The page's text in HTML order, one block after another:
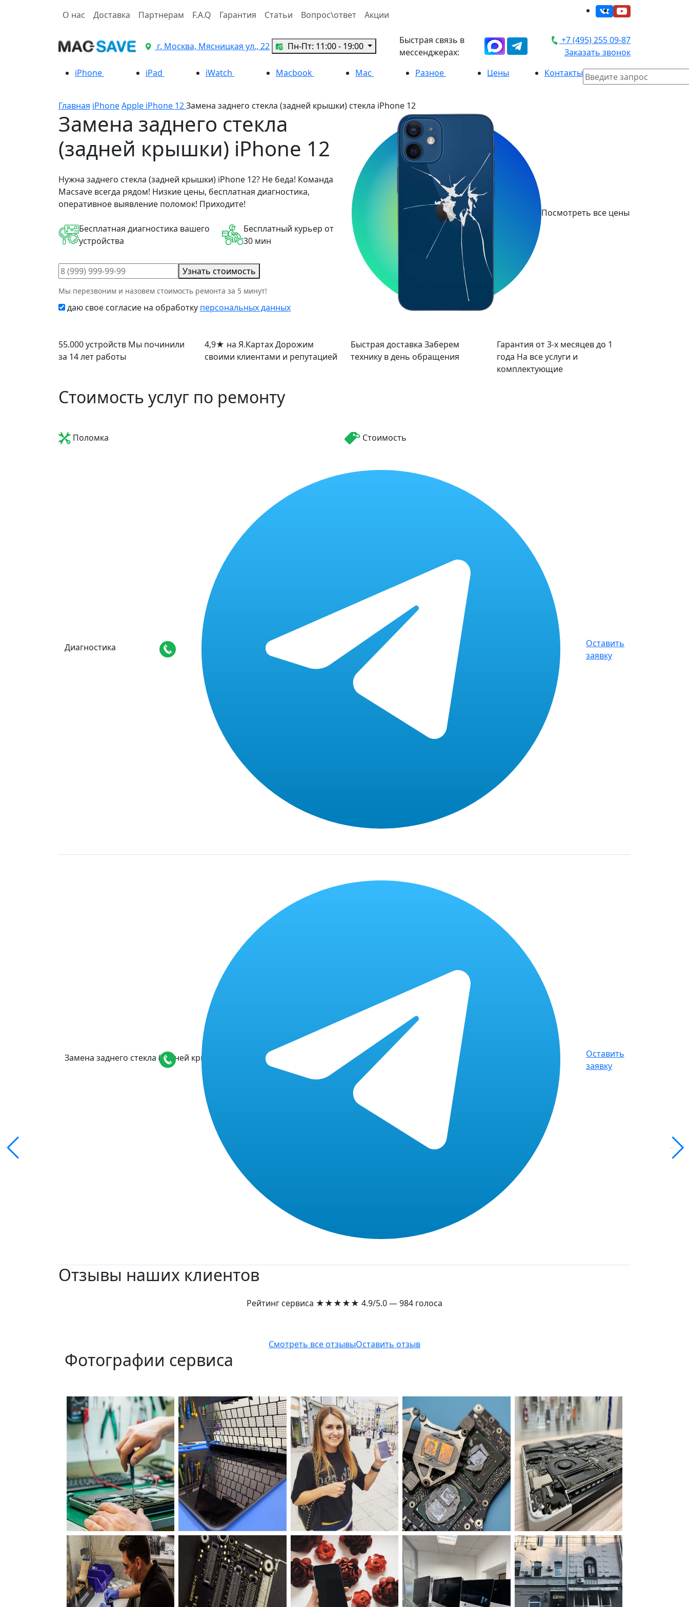
О нас Доставка Партнерам F.A.Q Гарантия Статьи Вопрос\ответ Акции
г. Москва, Мясницкая ул., 22 Пн-Пт: 11:00 - 19:00
Быстрая связь в
мессенджерах:
+7 (495) 255 09-87
Заказать звонок
iPhone
iPad iWatch Macbook Mac Разное Цены Контакты
Главная iPhoneApple iPhone 12Замена заднего стекла (задней крышки) стекла iPhone 12
Замена заднего стекла
(задней крышки) iPhone 12
Нужна заднего стекла (задней крышки) iPhone 12? Не беда! Команда
Macsave всегда рядом! Низкие цены, бесплатная диагностика,
оперативное выявление поломок! Приходите!
Бесплатная диагностика вашего
устройства
Бесплатный курьер от
30 мин
Узнать стоимость
Мы перезвоним и назовем стоимость ремонта за 5 минут!
даю свое согласие на обработку персональных данных
Посмотреть все цены
55.000 устройств Мы починили
за 14 лет работы
4,9★ на Я.КартахДорожим
своими клиентами и репутацией
Быстрая доставка Заберем
технику в день обращения
Гарантия от 3-х месяцев до 1
года На все услуги и
комплектующие
Стоимость услуг по ремонту
Поломка Стоимость
Диагностика
бесплатно
от 10 мин
Оставить
заявку
Замена заднего стекла (задней крышки) iPhone 12
6 000 Р
от 2х часов
Оставить
заявку
Отзывы наших клиентов
Рейтинг сервиса ★★★★★ 4.9/5.0 — 984 голоса
Смотреть все отзывыОставить отзыв
Фотографии сервиса